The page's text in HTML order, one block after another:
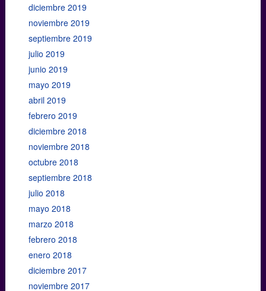
diciembre 2019
noviembre 2019
septiembre 2019
julio 2019
junio 2019
mayo 2019
abril 2019
febrero 2019
diciembre 2018
noviembre 2018
octubre 2018
septiembre 2018
julio 2018
mayo 2018
marzo 2018
febrero 2018
enero 2018
diciembre 2017
noviembre 2017